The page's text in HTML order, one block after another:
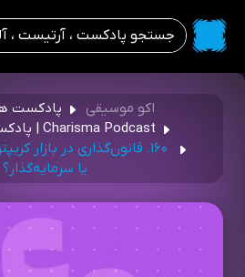
اکو موسیقی
پادکست
Charisma Podcast | پادکست مالی کاریزما
۱۶۰. قانون‌گذاری در بازار
یا سرمایه‌گذار؟